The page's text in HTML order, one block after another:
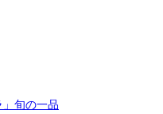
旬の一品